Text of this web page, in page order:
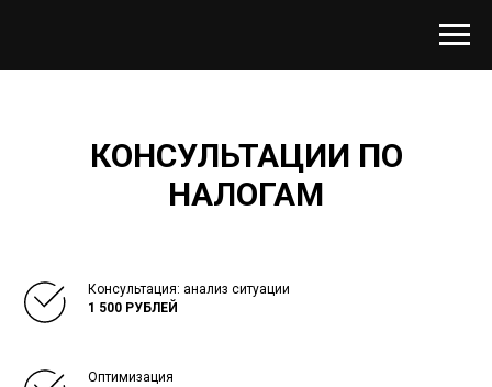
КОНСУЛЬТАЦИИ ПО
НАЛОГАМ
Консультация: анализ ситуации
1 500 РУБЛЕЙ
Оптимизация